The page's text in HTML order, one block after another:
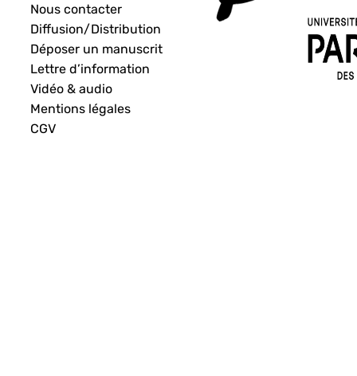
Nous contacter
Diffusion/Distribution
Déposer un manuscrit
Lettre d’information
Vidéo & audio
Mentions légales
CGV